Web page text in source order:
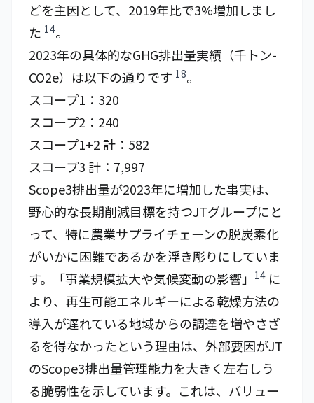
どを主因として、2019年比で3%増加しまし
た 14。
2023年の具体的なGHG排出量実績（千トン-
CO2​e）は以下の通りです 18。
スコープ1：320
スコープ2：240
スコープ1+2 計：582
スコープ3 計：7,997
Scope3排出量が2023年に増加した事実は、
野心的な長期削減目標を持つJTグループにと
って、特に農業サプライチェーンの脱炭素化
がいかに困難であるかを浮き彫りにしていま
す。「事業規模拡大や気候変動の影響」 14 に
より、再生可能エネルギーによる乾燥方法の
導入が遅れている地域からの調達を増やさざ
るを得なかったという理由は、外部要因がJT
のScope3排出量管理能力を大きく左右しう
る脆弱性を示しています。これは、バリュー